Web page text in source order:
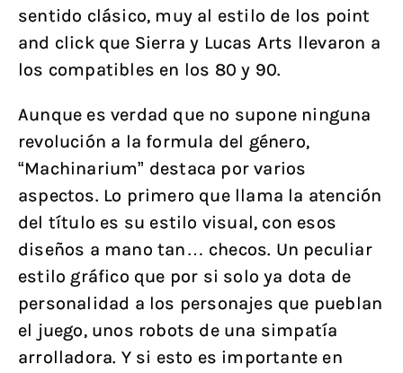
sentido clásico, muy al estilo de los point
and click que Sierra y Lucas Arts llevaron a
los compatibles en los 80 y 90.
Aunque es verdad que no supone ninguna
revolución a la formula del género,
“Machinarium” destaca por varios
aspectos. Lo primero que llama la atención
del título es su estilo visual, con esos
diseños a mano tan… checos. Un peculiar
estilo gráfico que por si solo ya dota de
personalidad a los personajes que pueblan
el juego, unos robots de una simpatía
arrolladora. Y si esto es importante en